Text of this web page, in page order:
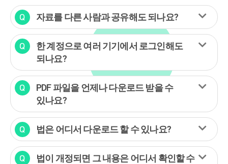
자료를 다른 사람과 공유해도 되나요?
한 계정으로 여러 기기에서 로그인해도
되나요?
PDF 파일을 언제나 다운로드 받을 수
있나요?
법은 어디서 다운로드 할 수 있나요?
법이 개정되면 그 내용은 어디서 확인할 수